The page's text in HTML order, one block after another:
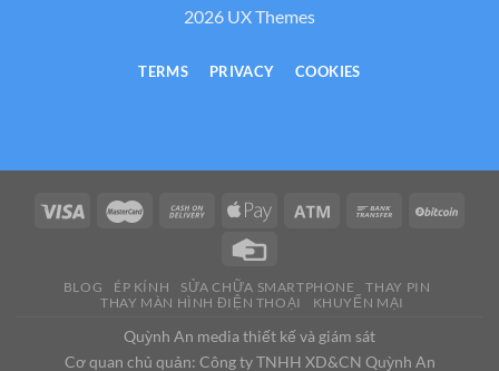
2026 UX Themes
TERMS PRIVACY COOKIES
BLOG ÉP KÍNH SỬA CHỮA SMARTPHONE
THAY PIN
THAY MÀN HÌNH ĐIỆN THOẠI
KHUYẾN MẠI
Quỳnh An media thiết kế và giám sát
Cơ quan chủ quản: Công ty TNHH XD&CN Quỳnh An